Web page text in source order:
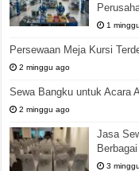
1
Persewaan Meja Kursi
2 minggu ago
Sewa Bangku untuk Acara
2 minggu ago
Jasa
3